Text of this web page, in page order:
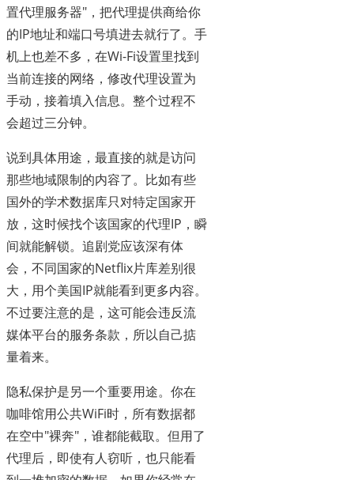
置代理服务器"，把代理提供商给你
的IP地址和端口号填进去就行了。手
机上也差不多，在Wi-Fi设置里找到
当前连接的网络，修改代理设置为
手动，接着填入信息。整个过程不
会超过三分钟。
说到具体用途，最直接的就是访问
那些地域限制的内容了。比如有些
国外的学术数据库只对特定国家开
放，这时候找个该国家的代理IP，瞬
间就能解锁。追剧党应该深有体
会，不同国家的Netflix片库差别很
大，用个美国IP就能看到更多内容。
不过要注意的是，这可能会违反流
媒体平台的服务条款，所以自己掂
量着来。
隐私保护是另一个重要用途。你在
咖啡馆用公共WiFi时，所有数据都
在空中"裸奔"，谁都能截取。但用了
代理后，即使有人窃听，也只能看